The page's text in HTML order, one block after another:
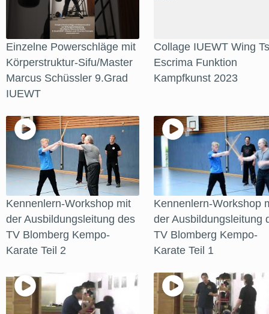
Einzelne Powerschläge mit
Körperstruktur-Sifu/Master
Marcus Schüssler 9.Grad
IUEWT
Collage IUEWT Wing
Escrima Funktion
Kampfkunst 2023
Kennenlern-Workshop mit
der Ausbildungsleitung des
TV Blomberg Kempo-
Karate Teil 2
Kennenlern-Workshop
der Ausbildungsleitung
TV Blomberg Kempo-
Karate Teil 1